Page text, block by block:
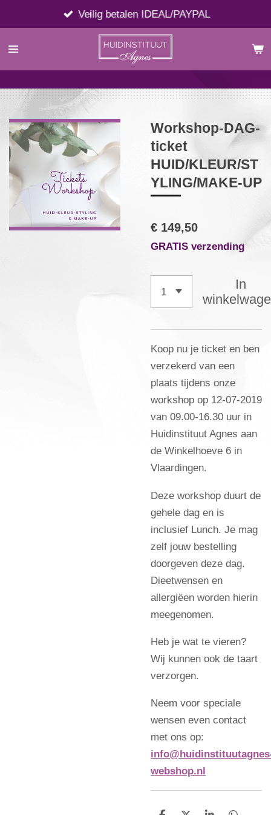
direct
naar
Veilig betalen IDEAL/PAYPAL
Workshop-DAG-
ticket
HUID/KLEUR/ST
YLING/MAKE-UP
€ 149,50
GRATIS verzending
In
Koop nu je ticket en ben
verzekerd van een
plaats tijdens onze
workshop op 12-07-2019
van 09.00-16.30 uur in
Huidinstituut Agnes aan
de Winkelhoeve 6 in
Vlaardingen.
Deze workshop duurt de
gehele dag en is
inclusief Lunch. Je mag
zelf jouw bestelling
doorgeven deze dag.
Dieetwensen en
allergiëen worden hierin
meegenomen.
Heb je wat te vieren?
Wij kunnen ook de taart
verzorgen.
Neem voor speciale
wensen even contact
met ons op:
webshop.nl